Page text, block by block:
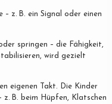
z. B. ein Signal oder einen
springen – die Fähigkeit,
wird gezielt
eigenen Takt. Die Kinder
z. B. beim Hüpfen, Klatschen